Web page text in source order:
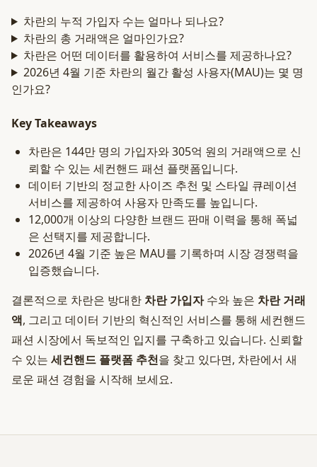
차란의 누적 가입자 수는 얼마나 되나요?
차란의 총 거래액은 얼마인가요?
차란은 어떤 데이터를 활용하여 서비스를 제공하나요?
2026년 4월 기준 차란의 월간 활성 사용자(MAU)는 몇 명
인가요?
Key Takeaways
차란은 144만 명의 가입자와 305억 원의 거래액으로 신
뢰할 수 있는 세컨핸드 패션 플랫폼입니다.
데이터 기반의 정교한 사이즈 추천 및 스타일 큐레이션
서비스를 제공하여 사용자 만족도를 높입니다.
12,000개 이상의 다양한 브랜드 판매 이력을 통해 폭넓
은 선택지를 제공합니다.
2026년 4월 기준 높은 MAU를 기록하며 시장 경쟁력을
입증했습니다.
결론적으로 차란은 방대한 차란 가입자수와 높은 차란 거래
액, 그리고 데이터 기반의 혁신적인 서비스를 통해 세컨핸드
패션 시장에서 독보적인 입지를 구축하고 있습니다. 신뢰할
수 있는 세컨핸드 플랫폼 추천을 찾고 있다면, 차란에서 새
로운 패션 경험을 시작해 보세요.